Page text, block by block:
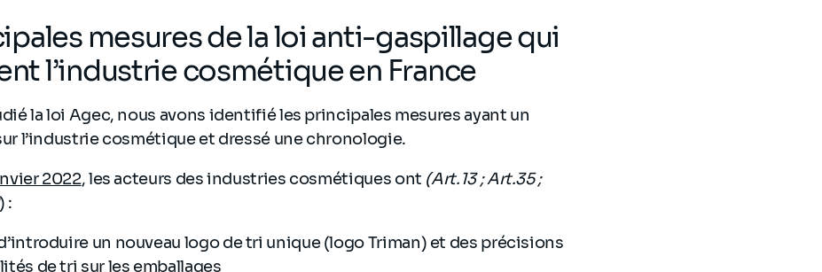
mesures de la loi anti-gaspillage qui
l’industrie cosmétique en France
la loi Agec, nous avons identifié les principales mesures ayant un
l’industrie cosmétique et dressé une chronologie.
2022, les acteurs des industries cosmétiques ont (Art.13 ; Art.35 ;
:
un nouveau logo de tri unique (logo Triman) et des précisions
de tri sur les emballages